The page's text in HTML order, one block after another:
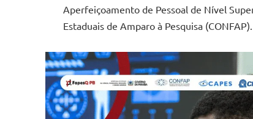
Aperfeiçoamento de Pessoal de Nível
Estaduais de Amparo à Pesquisa (CONFAP).